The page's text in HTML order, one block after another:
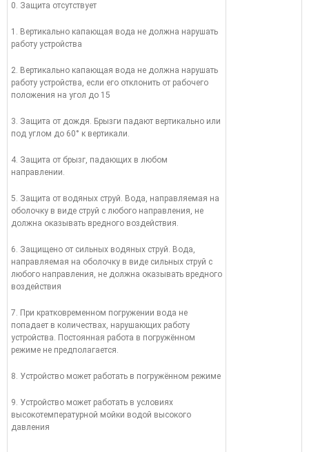
0. Защита отсутствует
1. Вертикально капающая вода не должна нарушать
работу устройства
2. Вертикально капающая вода не должна нарушать
работу устройства, если его отклонить от рабочего
положения на угол до 15
3. Защита от дождя. Брызги падают вертикально или
под углом до 60° к вертикали.
4. Защита от брызг, падающих в любом
направлении.
5. Защита от водяных струй. Вода, направляемая на
оболочку в виде струй с любого направления, не
должна оказывать вредного воздействия.
6. Защищено от сильных водяных струй. Вода,
направляемая на оболочку в виде сильных струй с
любого направления, не должна оказывать вредного
воздействия
7. При кратковременном погружении вода не
попадает в количествах, нарушающих работу
устройства. Постоянная работа в погружённом
режиме не предполагается.
8. Устройство может работать в погружённом режиме
9. Устройство может работать в условиях
высокотемпературной мойки водой высокого
давления